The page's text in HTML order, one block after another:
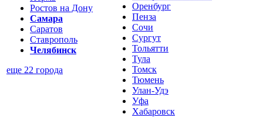
Ростов на Дону
Самара
Саратов
Ставрополь
Челябинск
еще 22 города
Оренбург
Пенза
Сочи
Сургут
Тольятти
Тула
Томск
Тюмень
Улан-Удэ
Уфа
Хабаровск